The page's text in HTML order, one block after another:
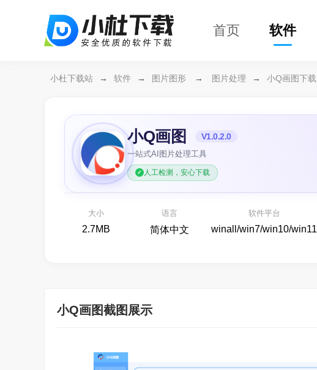
首页 软件
小杜下载站 → 软件 → 图片图形 → 图片处理 → 小Q画图下载
小Q画图 V1.0.2.0
一站式AI图片处理工具
人工检测，安心下载
大小
2.7MB
语言
简体中文
软件平台
winall/win7/win10/win11
万兴恢复专家64位
备份还原
小Q画图截图展示